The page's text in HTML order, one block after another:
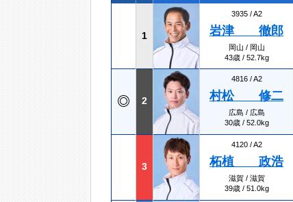
1
3935 /A2
岩津 徹郎
岡山 / 岡山
43歳 / 52.7kg
2
4816 /A2
村松 修二
広島 / 広島
30歳 / 52.0kg
3
4120 /A2
柘植 政浩
滋賀 / 滋賀
39歳 / 51.0kg